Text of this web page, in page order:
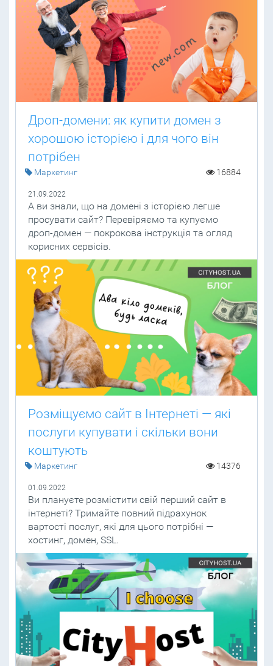
Дроп-домени: як купити домен з
хорошою історією і для чого він
потрібен
Маркетинг 16884
21.09.2022
А ви знали, що на домені з історією легше
просувати сайт? Перевіряємо та купуємо
дроп-домен — покрокова інструкція та огляд
корисних сервісів.
Розміщуємо сайт в Інтернеті — які
послуги купувати і скільки вони
коштують
Маркетинг 14376
01.09.2022
Ви плануєте розмістити свій перший сайт в
інтернеті? Тримайте повний підрахунок
вартості послуг, які для цього потрібні —
хостинг, домен, SSL.